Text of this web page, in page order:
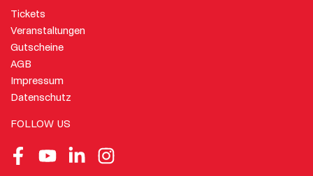
Tickets
Veranstaltungen
Gutscheine
AGB
Impressum
Datenschutz
FOLLOW US
FacebookYoutubeLinkedInInstagram